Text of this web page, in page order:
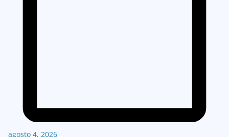
agosto 4, 2026